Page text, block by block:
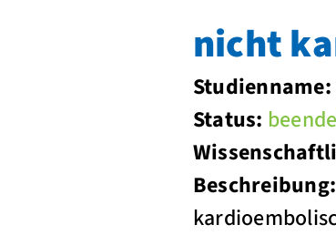
nicht
Studienname:
Status:
Beschreibung: